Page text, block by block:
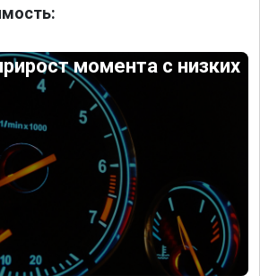
момента с низких